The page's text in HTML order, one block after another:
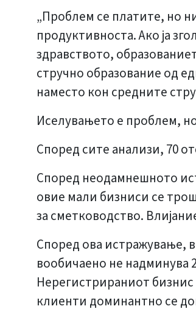
„Проблем се платите, но
продуктивноста. Ако ја
здравството,
стручно образование од
наместо кон средните
Иселувањето е проблем,
Според сите анализи, 70
Според неодамнешното
овие мали бизниси се
за сметководство.
Според ова истражување,
вообичаено не надминува
Нерегистрираниот
клиенти доминантно се